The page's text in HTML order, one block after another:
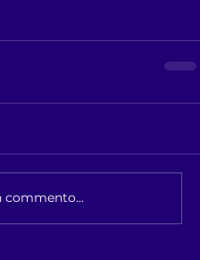
commento...